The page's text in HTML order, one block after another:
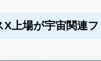
X上場が宇宙関連